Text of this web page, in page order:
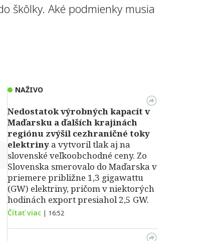
škôlky. Aké podmienky musia
NAŽIVO
Nedostatok výrobných kapacít v
Maďarsku a ďalších krajinách
regiónu zvýšil cezhraničné toky
elektriny a vytvoril tlak aj na
slovenské veľkoobchodné ceny. Zo
Slovenska smerovalo do Maďarska v
priemere približne 1,3 gigawattu
(GW) elektriny, pričom v niektorých
hodinách export presiahol 2,5 GW.
Čítať viac | 16:52